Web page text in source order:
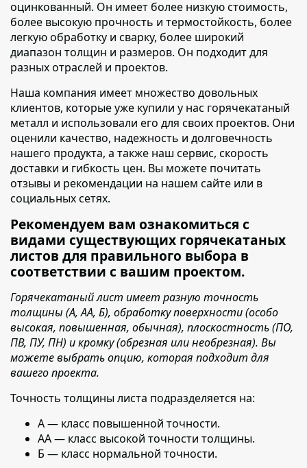
оцинкованный. Он имеет более низкую стоимость,
более высокую прочность и термостойкость, более
легкую обработку и сварку, более широкий
диапазон толщин и размеров. Он подходит для
разных отраслей и проектов.
Наша компания имеет множество довольных
клиентов, которые уже купили у нас горячекатаный
металл и использовали его для своих проектов. Они
оценили качество, надежность и долговечность
нашего продукта, а также наш сервис, скорость
доставки и гибкость цен. Вы можете почитать
отзывы и рекомендации на нашем сайте или в
социальных сетях.
Рекомендуем вам ознакомиться с
видами существующих горячекатаных
листов для правильного выбора в
соответствии с вашим проектом.
Горячекатаный лист имеет разную точность
толщины (А, АА, Б), обработку поверхности (особо
высокая, повышенная, обычная), плоскостность (ПО,
ПВ, ПУ, ПН) и кромку (обрезная или необрезная). Вы
можете выбрать опцию, которая подходит для
вашего проекта.
Точность толщины листа подразделяется на:
А — класс повышенной точности.
АА — класс высокой точности толщины.
Б — класс нормальной точности.